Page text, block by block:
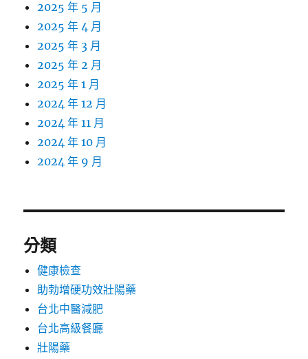
2025 年 5 月
2025 年 4 月
2025 年 3 月
2025 年 2 月
2025 年 1 月
2024 年 12 月
2024 年 11 月
2024 年 10 月
2024 年 9 月
分類
健康檢查
助勃增硬功效壯陽藥
台北中醫減肥
台北高級餐廳
壯陽藥